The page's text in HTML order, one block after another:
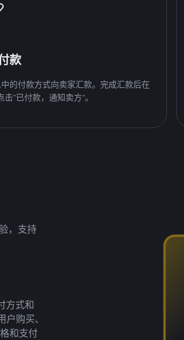
款
的付款方式向卖家汇款。完成汇款后在
“已付款，通知卖方”。
，支持
方式和
购买、
和支付